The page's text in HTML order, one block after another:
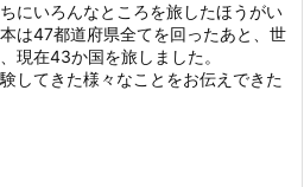
にいろんなところを旅したほうがい
は47都道府県全てを回ったあと、世
現在43か国を旅しました。
してきた様々なことをお伝えできた